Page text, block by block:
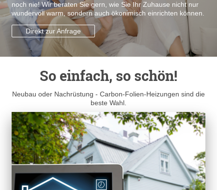
noch nie! Wir beraten Sie gern, wie Sie Ihr Zuhause nicht nur
wundervoll warm, sondern auch ökonimisch einrichten können.
Direkt zur Anfrage
So einfach, so schön!
Neubau oder Nachrüstung - Carbon-Folien-Heizungen sind die
beste Wahl.